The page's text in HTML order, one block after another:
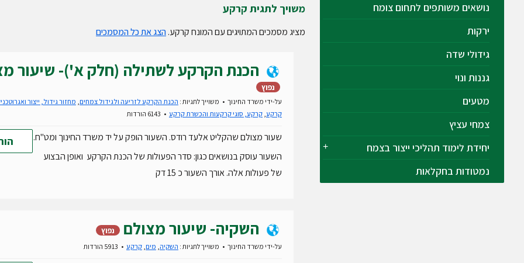
משויך לתגית קרקע
מציג מסמכים המתויגים עם המונח קרקע.הצג את כל המסמכים
הכנת הקרקע לשתילה (חלק א')- שיעור
נפוץ
על-ידי משרד החינוך משוייך לתגיות : הכנת הקרקע לזריעה ולגידול צמחים, מחזור גידול, ייצור
קרקע,קרקע, סוגי קרקעות והכשרת קרקע
שעור מצולם שהקליט אלעד רודס. השעור הופק על יד משרד החינוך ומט"ח.
השעור עוסק בנושאים כגון: סדר הפעולות של הכנת הקרקע ואופן הבצוע
של פעולות אלה. אורך השעור כ 15 דק
השקיה- שיעור מצולם נפוץ
על-ידי משרד החינוך משוייך לתגיות : השקיה, מים,קרקע
נושאים משותפים לתחום צומח
ירקות
גידולי שדה
גננות ונוי
מטעים
צמחי עציץ
יחידת לימוד תהליכי ייצור בצמח
נמטודות בחקלאות